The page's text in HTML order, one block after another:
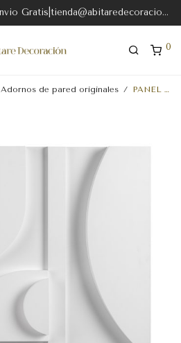
Tiempo entrega 10 dias | Envio Gratis|tienda@abitaredecoracion.com
0
Adornos de pared originales / PANEL 70x6x70 DM BLANCO